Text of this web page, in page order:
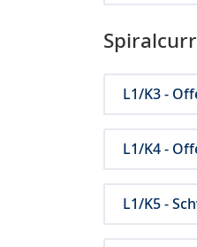
L1/K3 -
L1/K4 -
L1/K5 -